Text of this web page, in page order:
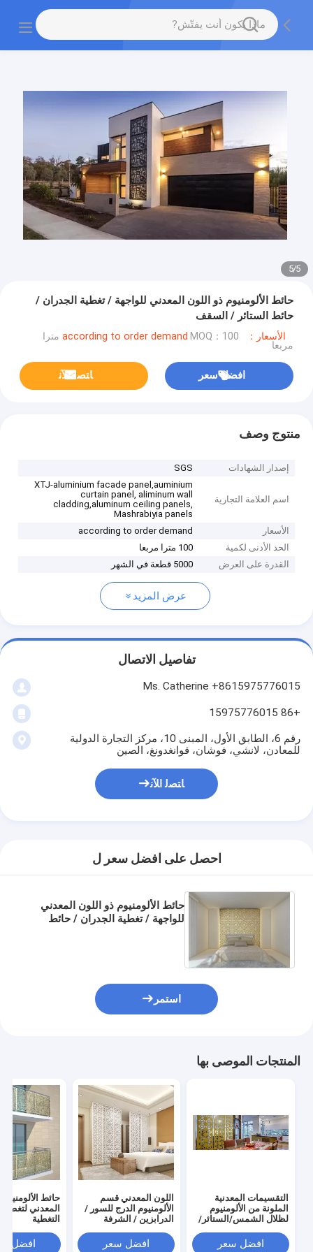
5
/
5
حائط الألومنيوم ذو اللون المعدني للواجهة / تغطية الجدران /
حائط الستائر / السقف
الأسعار：according to order demand MOQ：100 مترا
مربعا
افضل سعر ﺎﺘﺼﻟ ﺍﻶﻧ
منتوج وصف
إصدار الشهادات SGS
اسم العلامة التجارية
XTJ-aluminium facade panel,auminium
curtain panel, aliminum wall
cladding,aluminum ceiling panels,
Mashrabiyia panels
الأسعار
according to order demand
الحد الأدنى لكمية
100 مترا مربعا
القدرة على العرض
5000 قطعة في الشهر
عرض المزيد
تفاصيل الاتصال
Ms. Catherine +8615975776015
+86 15975776015
رقم 6، الطابق الأول، المبنى 10، مركز التجارة الدولية
للمعادن، لانشي، فوشان، قوانغدونغ، الصين
ﺎﺘﺼﻟ ﺍﻶﻧ
احصل على افضل سعر ل
حائط الألومنيوم ذو اللون المعدني
للواجهة / تغطية الجدران / حائط
استمر
المنتجات الموصى بها
التقسيمات المعدنية
الملونة من الألومنيوم
لظلال الشمس/الستائر/
افضل سعر
اللون المعدني قسم
الألومنيوم الدرج للسور /
الدرابزين / الشرفة
افضل سعر
حائط
المعدني
التغطية
افضل